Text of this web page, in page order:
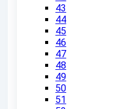
43
44
45
46
47
48
49
50
51